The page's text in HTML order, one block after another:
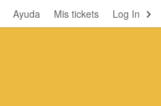
Log In
Mis tickets
Ayuda